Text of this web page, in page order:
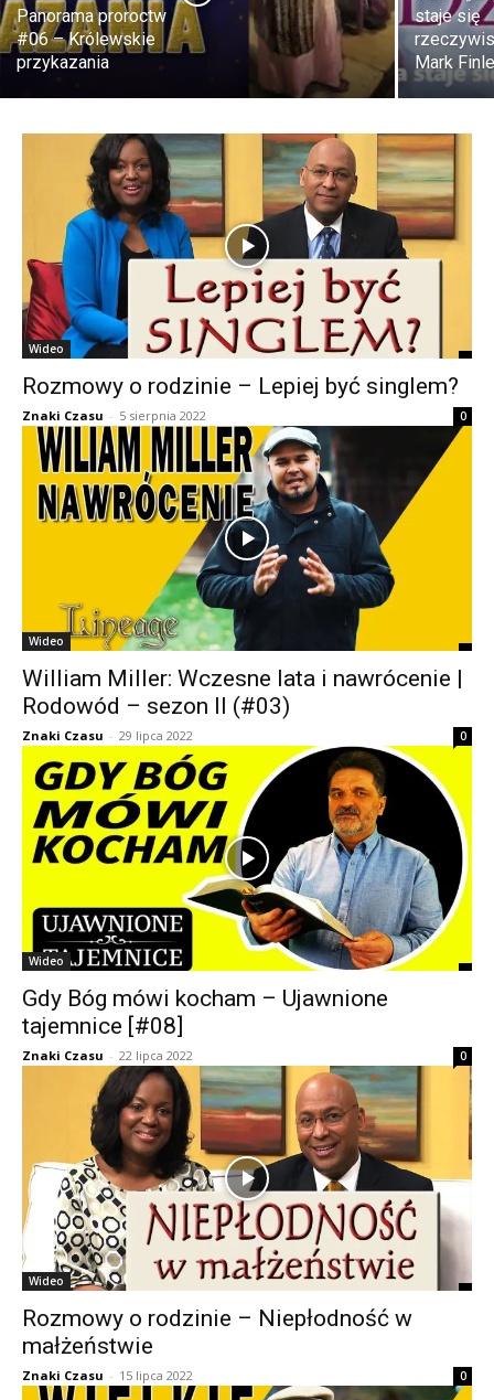
Panorama proroctw
#06 – Królewskie
przykazania
staje się
Mark
Wideo
Rozmowy o rodzinie – Lepiej być singlem?
Znaki Czasu - 5 sierpnia 2022 0
Wideo
William Miller: Wczesne lata i nawrócenie |
Rodowód – sezon II (#03)
Znaki Czasu - 29 lipca 2022 0
Wideo
Gdy Bóg mówi kocham – Ujawnione
tajemnice [#08]
Znaki Czasu - 22 lipca 2022 0
Wideo
Rozmowy o rodzinie – Niepłodność w
małżeństwie
Znaki Czasu - 15 lipca 2022 0